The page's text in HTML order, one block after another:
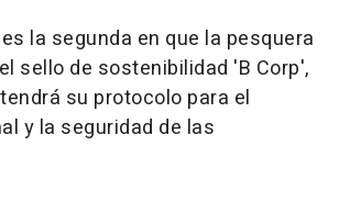
la segunda en que la pesquera
sello de sostenibilidad 'B Corp',
su protocolo para el
y la seguridad de las